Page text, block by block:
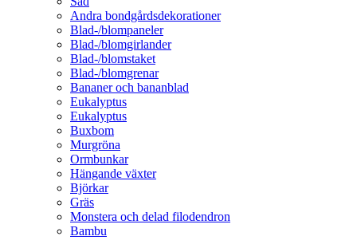
Andra bondgårdsdekorationer
Blad-/blompaneler
Blad-/blomgirlander
Blad-/blomstaket
Blad-/blomgrenar
Bananer och bananblad
Eukalyptus
Eukalyptus
Buxbom
Murgröna
Ormbunkar
Hängande växter
Björkar
Gräs
Monstera och delad filodendron
Bambu